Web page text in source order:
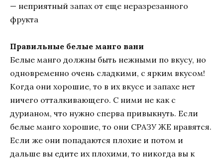
— неприятный запах от еще неразрезанного
фрукта
Правильные белые манго вани
Белые манго должны быть нежными по вкусу, но
одновременно очень сладкими, с ярким вкусом!
Когда они хорошие, то в их вкусе и запахе нет
ничего отталкивающего. С ними не как с
дурианом, что нужно сперва привыкнуть. Если
белые манго хорошие, то они СРАЗУ ЖЕ нравятся.
Если же они попадаются плохие и потом и
дальше вы едите их плохими, то никогда вы к